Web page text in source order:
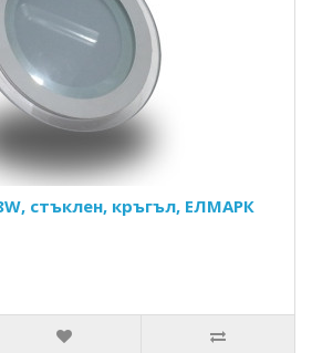
стъклен, кръгъл, ЕЛМАРК